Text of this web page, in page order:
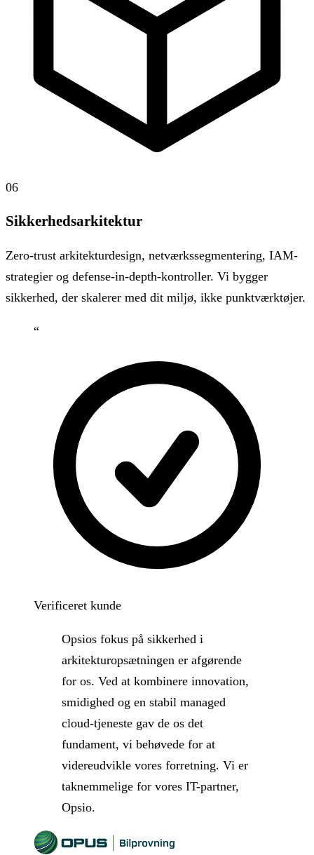
06
Sikkerhedsarkitektur
Zero-trust arkitekturdesign, netværkssegmentering, IAM-
strategier og defense-in-depth-kontroller. Vi bygger
sikkerhed, der skalerer med dit miljø, ikke punktværktøjer.
“
Verificeret kunde
Opsios fokus på sikkerhed i
arkitekturopsætningen er afgørende
for os. Ved at kombinere innovation,
smidighed og en stabil managed
cloud-tjeneste gav de os det
fundament, vi behøvede for at
videreudvikle vores forretning. Vi er
taknemmelige for vores IT-partner,
Opsio.